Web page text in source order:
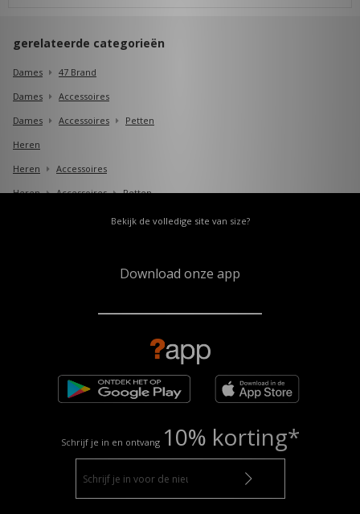
gerelateerde categorieën
Dames
47 Brand
Dames
Accessoires
Dames
Accessoires
Petten
Heren
Heren
Accessoires
Heren
Accessoires Petten
Bekijk de volledige site van size?
Download onze app
Schrijf je in en ontvang 10% korting*